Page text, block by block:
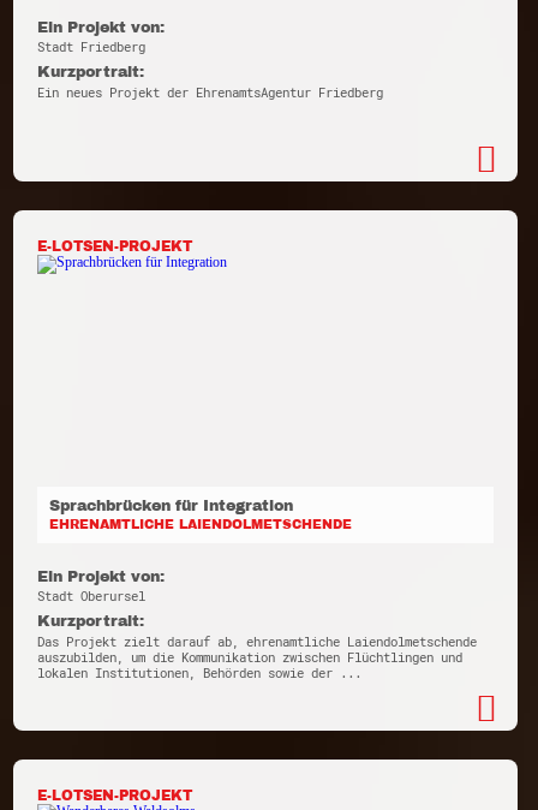
Ein Projekt von:
Stadt Friedberg
Kurzportrait:
Ein neues Projekt der EhrenamtsAgentur Friedberg
E-LOTSEN-PROJEKT
Sprachbrücken für Integration
EHRENAMTLICHE LAIENDOLMETSCHENDE
Ein Projekt von:
Stadt Oberursel
Kurzportrait:
Das Projekt zielt darauf ab, ehrenamtliche Laiendolmetschende
auszubilden, um die Kommunikation zwischen Flüchtlingen und
lokalen Institutionen, Behörden sowie der ...
E-LOTSEN-PROJEKT